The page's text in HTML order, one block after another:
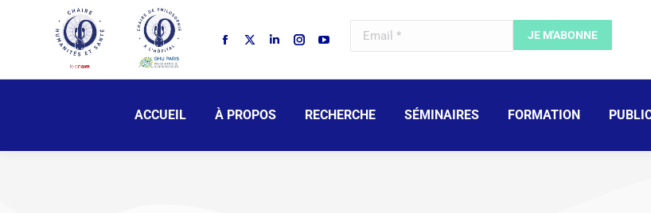
ACCUEIL À PROPOS RECHERCHE SÉMINAIRES FORMATION